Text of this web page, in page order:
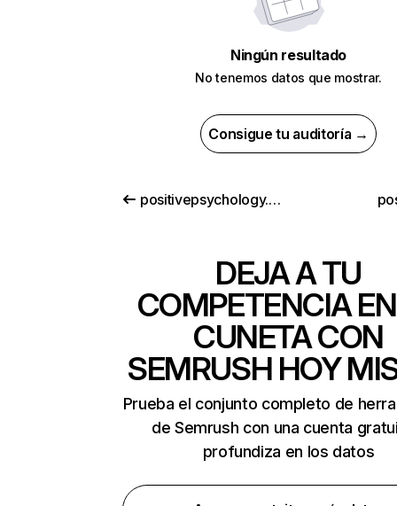
Ningún resultado
No tenemos datos que mostrar.
Consigue tu auditoría →
positivepsychology.com
DEJA A TU
COMPETENCIA
CUNETA CON
SEMRUSH HOY
Prueba el conjunto completo de
de Semrush con una cuenta
profundiza en los datos